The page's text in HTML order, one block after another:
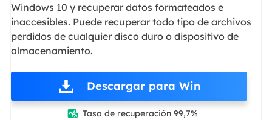
Windows 10 y recuperar datos formateados e
inaccesibles. Puede recuperar todo tipo de archivos
perdidos de cualquier disco duro o dispositivo de
almacenamiento.
Descargar para Win
 Tasa de recuperación 99,7%